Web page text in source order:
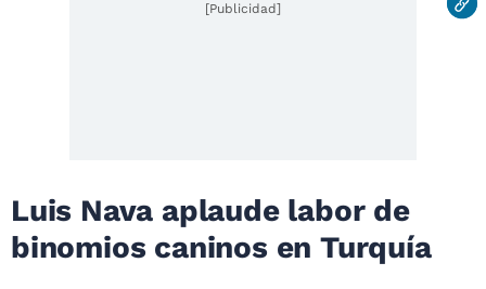
[Publicidad]
Luis Nava aplaude labor de
binomios caninos en Turquía